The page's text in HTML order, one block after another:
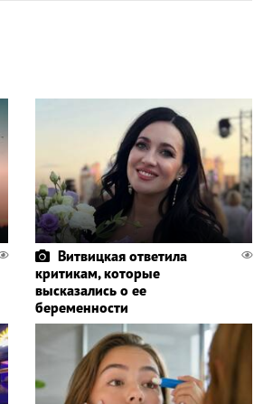
Витвицкая ответила
критикам, которые
высказались о ее
беременности